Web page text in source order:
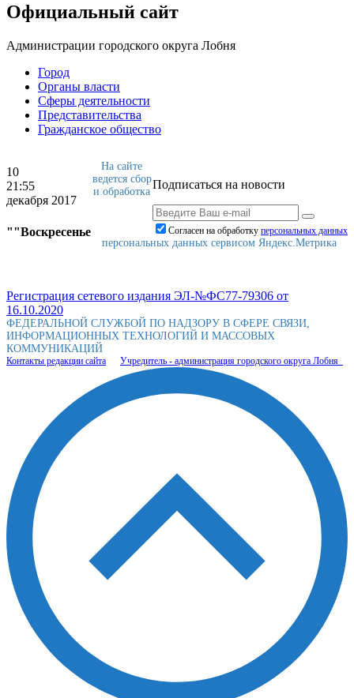
Официальный сайт
Администрации городского округа Лобня
Город
Органы власти
Сферы деятельности
Представительства
Гражданское общество
10
21:55
декабря 2017
""Воскресенье
Подписаться на новости
Согласен на обработку персональныx данных
На сайте
ведется сбор
и обработка
персональных данных сервисом Яндекс.Метрика
Регистрация сетевого издания ЭЛ-№ФС77-79306 от
16.10.2020
ФЕДЕРАЛЬНОЙ СЛУЖБОЙ ПО НАДЗОРУ В СФЕРЕ СВЯЗИ,
ИНФОРМАЦИОННЫХ ТЕХНОЛОГИЙ И МАССОВЫХ
КОММУНИКАЦИЙ
Контакты редакции сайта Учредитель - администрация городского округа Лобня